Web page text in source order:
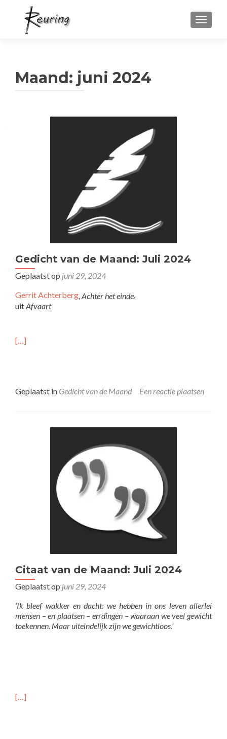
Maand: juni 2024
Gedicht van de Maand: Juli 2024
Geplaatst op juni 29, 2024
Gerrit Achterberg, Achter het einde,
uitAfvaart
[…]
Geplaatst in Gedicht van de Maand Een reactie plaatsen
Citaat van de Maand: Juli 2024
Geplaatst op juni 29, 2024
‘Ik bleef wakker en dacht: we hebben in ons leven allerlei
mensen – en plaatsen – en dingen – waaraan we veel gewicht
toekennen. Maar uiteindelijk zijn we gewichtloos.’
[…]